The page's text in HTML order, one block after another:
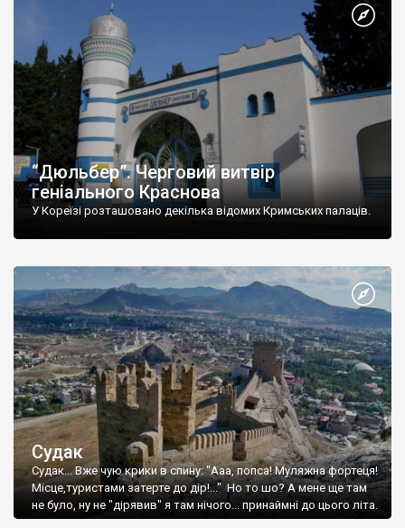
“Дюльбер”. Черговий витвір
геніального Краснова
У Кореїзі розташовано декілька відомих Кримських палаців.
Судак
Судак... Вже чую крики в спину: "Ааа, попса! Муляжна фортеця!
Місце,туристами затерте до дір!..." Но то шо? А мене ще там
не було, ну не "дірявив" я там нічого... принаймні до цього літа.